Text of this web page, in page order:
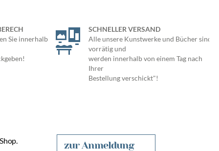
Sie innerhalb
SCHNELLER VERSAND
Alle unsere Kunstwerke und Bücher sind
vorrätig und
werden innerhalb von einem Tag nach
Ihrer
Bestellung verschickt"!
zur Anmeldung